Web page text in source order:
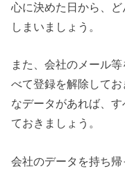
心に決めた日から、
しまいましょう。
また、会社のメール
べて登録を解除して
なデータがあれば、
ておきましょう。
会社のデータを持ち